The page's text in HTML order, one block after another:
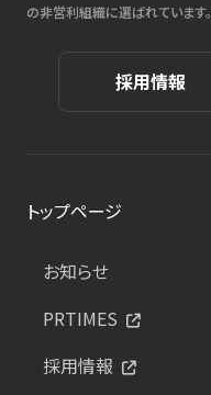
の非営利組織に選ばれています。
採用情報
トップページ
お知らせ
PRTIMES
採用情報